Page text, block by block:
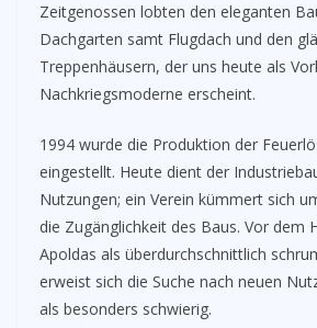
Zeitgenossen lobten den eleganten
Dachgarten samt Flugdach und den
Treppenhäusern, der uns heute als
Nachkriegsmoderne erscheint.
1994 wurde die Produktion der
eingestellt. Heute dient der
Nutzungen; ein Verein kümmert sich
die Zugänglichkeit des Baus. Vor dem
Apoldas als überdurchschnittlich
erweist sich die Suche nach neuen
als besonders schwierig.